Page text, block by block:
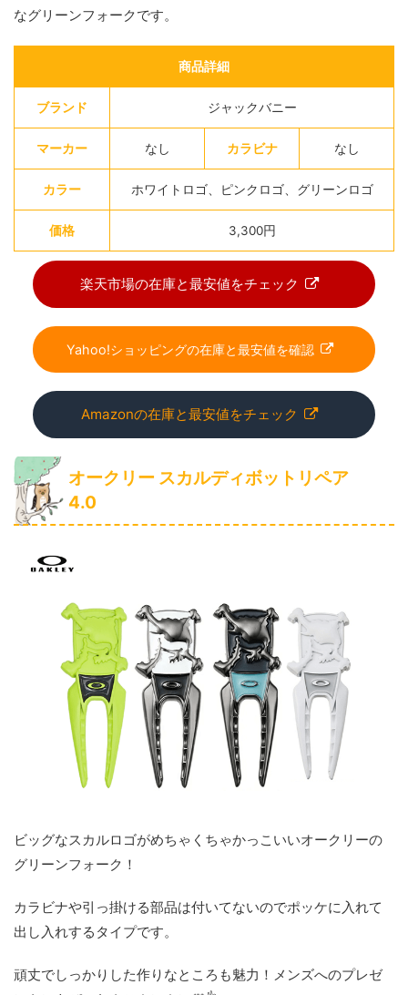
なグリーンフォークです。
商品詳細
ブランド ジャックバニー
マーカー なし カラビナ なし
カラー ホワイトロゴ、ピンクロゴ、グリーンロゴ
価格 3,300円
楽天市場の在庫と最安値をチェック
Yahoo!ショッピングの在庫と最安値を確認
Amazonの在庫と最安値をチェック
オークリー スカルディボットリペア
4.0
ビッグなスカルロゴがめちゃくちゃかっこいいオークリーの
グリーンフォーク！
カラビナや引っ掛ける部品は付いてないのでポッケに入れて
出し入れするタイプです。
頑丈でしっかりした作りなところも魅力！メンズへのプレゼ